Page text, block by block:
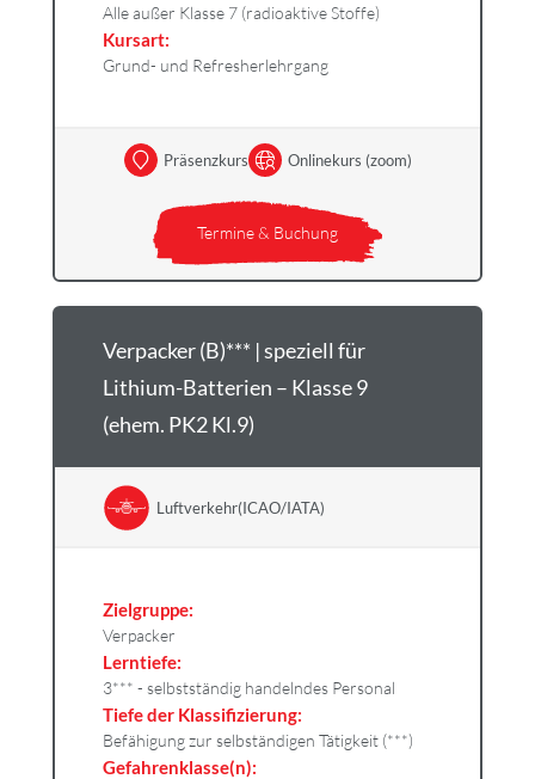
Alle außer Klasse 7 (radioaktive Stoffe)
Kursart:
Grund- und Refresherlehrgang
Termine & Buchung
Präsenzkurs Onlinekurs (zoom)
Verpacker (B)*** | speziell für
Lithium-Batterien – Klasse 9
(ehem. PK2 Kl.9)
Luftverkehr(ICAO/IATA)
Zielgruppe:
Verpacker
Lerntiefe:
3*** - selbstständig handelndes Personal
Tiefe der Klassifizierung:
Befähigung zur selbständigen Tätigkeit (***)
Gefahrenklasse(n):